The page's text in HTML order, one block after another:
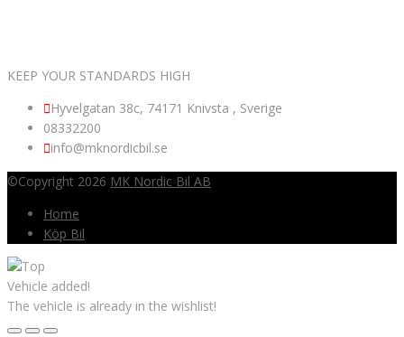
KEEP YOUR STANDARDS HIGH
Hyvelgatan 38c, 74171 Knivsta , Sverige
08332200
info@mknordicbil.se
©Copyright 2026 MK Nordic Bil AB
Home
Köp Bil
Vehicle added!
The vehicle is already in the wishlist!